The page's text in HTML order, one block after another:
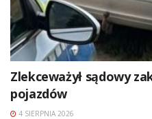
Zlekceważył sądowy
pojazdów
4 SIERPNIA 2026